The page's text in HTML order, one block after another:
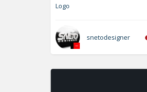
Logo
snetodesigner